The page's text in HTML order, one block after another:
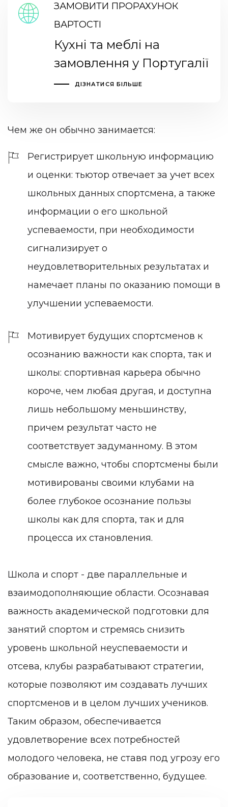
ЗАМОВИТИ ПРОРАХУНОК
ВАРТОСТІ
Кухні та меблі на
замовлення у Португалії
ДІЗНАТИСЯ БІЛЬШЕ
Чем же он обычно занимается:
Регистрирует школьную информацию
и оценки: тьютор отвечает за учет всех
школьных данных спортсмена, а также
информации о его школьной
успеваемости, при необходимости
сигнализирует о
неудовлетворительных результатах и
намечает планы по оказанию помощи в
улучшении успеваемости.
Мотивирует будущих спортсменов к
осознанию важности как спорта, так и
школы: спортивная карьера обычно
короче, чем любая другая, и доступна
лишь небольшому меньшинству,
причем результат часто не
соответствует задуманному. В этом
смысле важно, чтобы спортсмены были
мотивированы своими клубами на
более глубокое осознание пользы
школы как для спорта, так и для
процесса их становления.
Школа и спорт - две параллельные и
взаимодополняющие области. Осознавая
важность академической подготовки для
занятий спортом и стремясь снизить
уровень школьной неуспеваемости и
отсева, клубы разрабатывают стратегии,
которые позволяют им создавать лучших
спортсменов и в целом лучших учеников.
Таким образом, обеспечивается
удовлетворение всех потребностей
молодого человека, не ставя под угрозу его
образование и, соответственно, будущее.